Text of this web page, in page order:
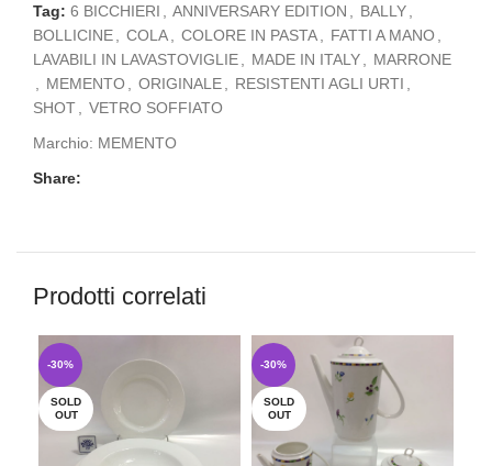
Tag: 6 BICCHIERI , ANNIVERSARY EDITION , BALLY,
BOLLICINE, COLA, COLORE IN PASTA, FATTI A MANO,
LAVABILI IN LAVASTOVIGLIE, MADE IN ITALY, MARRONE
, MEMENTO, ORIGINALE, RESISTENTI AGLI URTI ,
SHOT, VETRO SOFFIATO
Marchio: MEMENTO
Share:
Prodotti correlati
-30%
SOLD
OUT
-30%
SOLD
OUT